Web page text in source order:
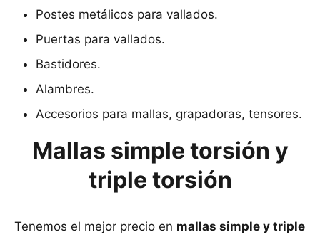
Postes metálicos para vallados.
Puertas para vallados.
Bastidores.
Alambres.
Accesorios para mallas, grapadoras, tensores.
Mallas simple torsión y
triple torsión
Tenemos el mejor precio en mallas simple y triple